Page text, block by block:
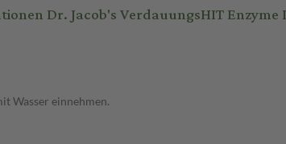
Dr. Jacob's VerdauungsHIT Enzyme
Wasser einnehmen.